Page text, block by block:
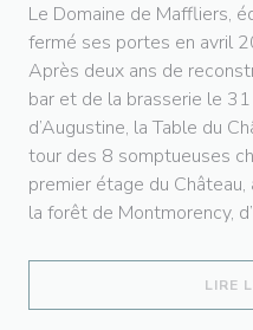
Le Domaine de Maffliers,
fermé ses portes en avril
Après deux ans de
bar et de la brasserie le
d’Augustine, la Table du
tour des 8 somptueuses
premier étage du
la forêt de Montmorency,
LIRE